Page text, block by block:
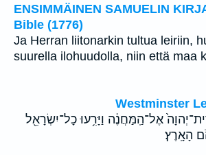
ENSIMMÄINEN SAMUELIN
Bible (1776)
Ja Herran liitonarkin tultua leiriin,
suurella ilohuudolla, niin että maa
Westminster
אֶל־הַֽמַּחֲנֶ֔ה וַיָּרִ֥עוּ כָל־יִשְׂרָאֵ֖ל
הָאָֽרֶץ׃